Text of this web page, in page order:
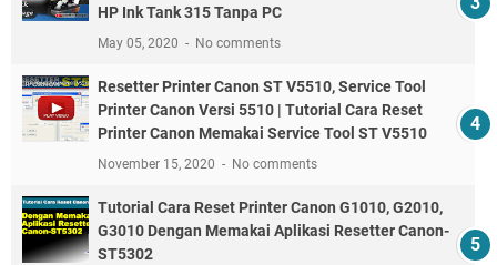
HP Ink Tank 315 Tanpa PC
May 05, 2020 No comments
Resetter Printer Canon ST V5510, Service Tool
Printer Canon Versi 5510 | Tutorial Cara Reset
Printer Canon Memakai Service Tool ST V5510
November 15, 2020 No comments
Tutorial Cara Reset Printer Canon G1010, G2010,
G3010 Dengan Memakai Aplikasi Resetter Canon-
ST5302